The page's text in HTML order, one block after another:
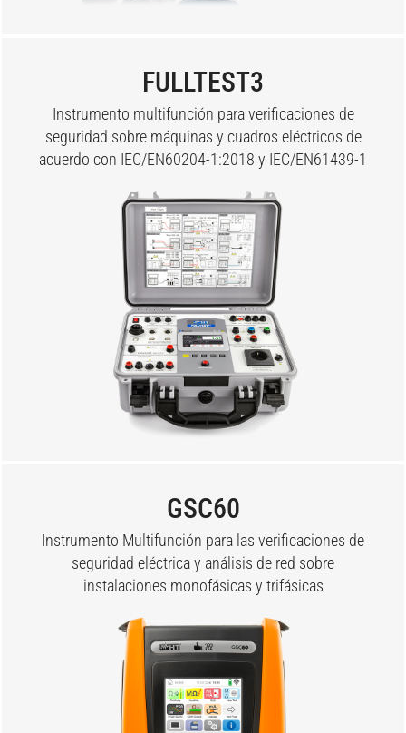
FULLTEST3
Instrumento multifunción para verificaciones de
seguridad sobre máquinas y cuadros eléctricos de
acuerdo con IEC/EN60204-1:2018 y IEC/EN61439-1
GSC60
Instrumento Multifunción para las verificaciones de
seguridad eléctrica y análisis de red sobre
instalaciones monofásicas y trifásicas